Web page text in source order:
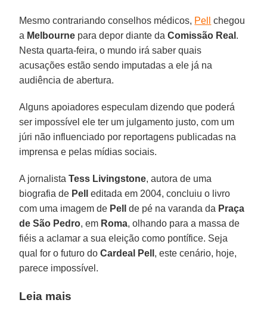
Mesmo contrariando conselhos médicos, Pell
chegou
a Melbourne para depor diante daComissão Real .
Nesta quarta-feira, o mundo irá saber quais
acusações estão sendo imputadas a ele já na
audiência de abertura.
Alguns apoiadores especulam dizendo que poderá
ser impossível ele ter um julgamento justo, com um
júri não influenciado por reportagens publicadas na
imprensa e pelas mídias sociais.
A jornalistaTess Livingstone, autora de uma
biografia de Pell
editada em 2004, concluiu o livro
com uma imagem de Pell de pé na varanda da Praça
de São Pedro, em Roma, olhando para a massa de
fiéis a aclamar a sua eleição como pontífice. Seja
qual for o futuro doCardeal Pell , este cenário, hoje,
parece impossível.
Leia mais